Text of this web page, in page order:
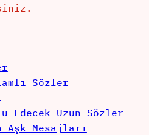
Sözler
Edecek Uzun Sözler
Aşk Mesajları